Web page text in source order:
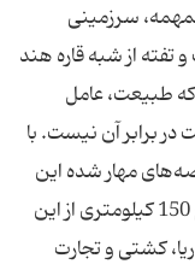
سرزمینی
از شبه قاره هند
كه طبیعت، عامل
برابر آن نیست. با
مهار شده این
دیار دانست، سكونتگاه‌های انسانی در شعاع 150 كیلومتری از این
كشتی و تجارت